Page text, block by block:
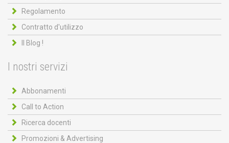
Regolamento
Contratto d'utilizzo
Il Blog !
I nostri servizi
Abbonamenti
Call to Action
Ricerca docenti
Promozioni & Advertising